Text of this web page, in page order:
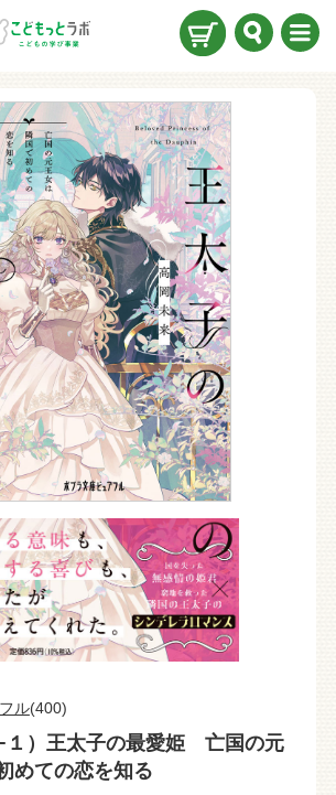
ル(400)
−１）王太子の最愛姫 亡国の元
めての恋を知る